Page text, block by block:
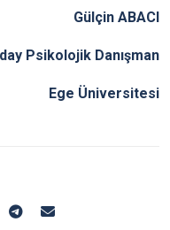
Gülçin ABACI
Psikolojik Danışman
Ege Üniversitesi